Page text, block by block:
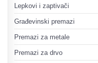
Lepkovi i zaptivači
Građevinski premazi
Premazi za metale
Premazi za drvo